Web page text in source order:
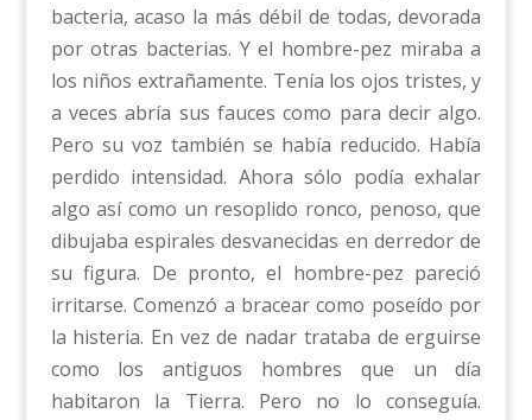
bacteria, acaso la más débil de todas, devorada
por otras bacterias. Y el hombre-pez miraba a
los niños extrañamente. Tenía los ojos tristes, y
a veces abría sus fauces como para decir algo.
Pero su voz también se había reducido. Había
perdido intensidad. Ahora sólo podía exhalar
algo así como un resoplido ronco, penoso, que
dibujaba espirales desvanecidas en derredor de
su figura. De pronto, el hombre-pez pareció
irritarse. Comenzó a bracear como poseído por
la histeria. En vez de nadar trataba de erguirse
como los antiguos hombres que un día
habitaron la Tierra. Pero no lo conseguía.